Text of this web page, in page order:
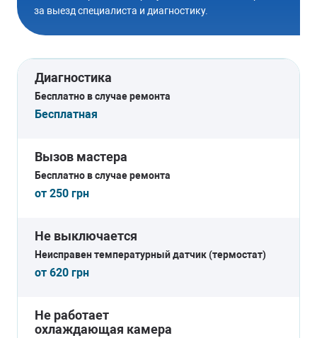
УПРАВЛЕНИЯ
Замена компрессора холодильника
за выезд специалиста и диагностику.
Диагностика
Бесплатно в случае ремонта
Бесплатная
Вызов мастера
Бесплатно в случае ремонта
от 250 грн
Не выключается
Неисправен температурный датчик (термостат)
от 620 грн
Не работает
охлаждающая камера